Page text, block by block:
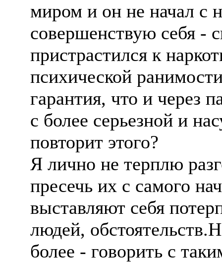
миром и он не начал с
совершенствую себя -
пристрастился к
психической
гарантия, что и через
с более серьезной и
повторит этого?
Я лично не терплю
пресечь их с самого
выставляют себя
людей,
более - говорить с